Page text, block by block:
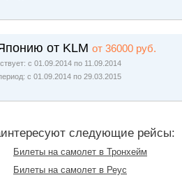
от KLM от 36000 руб.
с 01.09.2014 по 11.09.2014
с 01.09.2014 по 29.03.2015
следующие рейсы:
Билеты на самолет в Тронхейм
Билеты на самолет в Реус